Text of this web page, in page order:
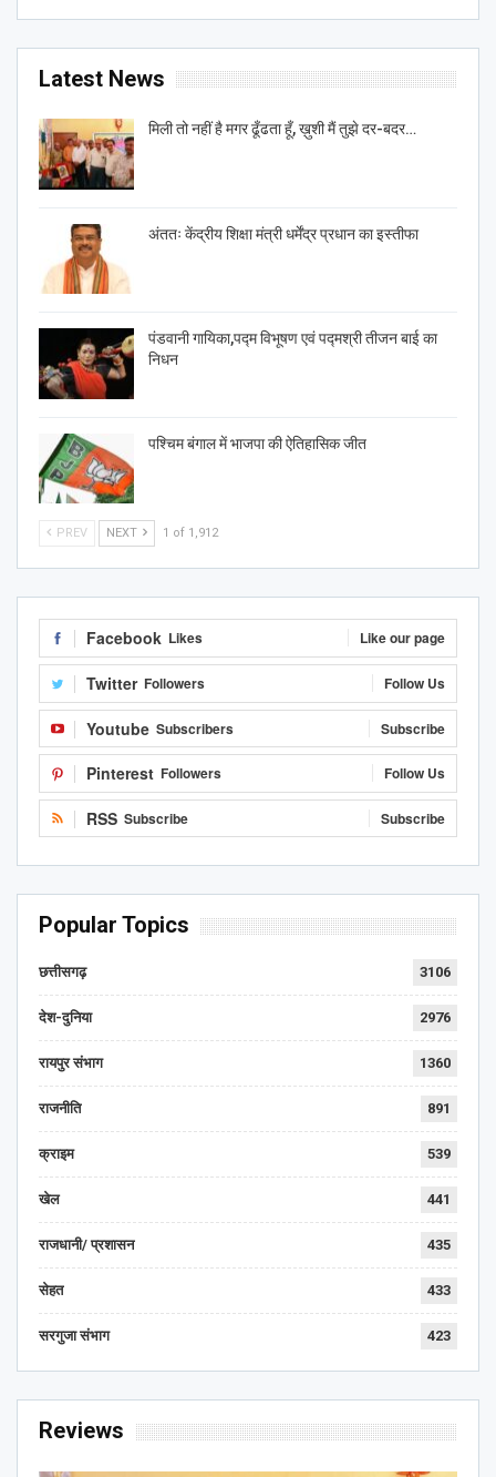
Latest News
मिली तो नहीं है मगर ढूँढता हूँ, ख़ुशी मैं तुझे दर-बदर…
अंततः केंद्रीय शिक्षा मंत्री धर्मेंद्र प्रधान का इस्तीफा
पंडवानी गायिका,पद्म विभूषण एवं पद्मश्री तीजन बाई का
निधन
पश्चिम बंगाल में भाजपा की ऐतिहासिक जीत
PREV NEXT 1 of 1,912
Facebook Likes Like our page
Twitter Followers Follow Us
Youtube Subscribers Subscribe
Pinterest Followers Follow Us
RSS Subscribe Subscribe
Popular Topics
छत्तीसगढ़ 3106
देश-दुनिया 2976
रायपुर संभाग 1360
राजनीति 891
क्राइम 539
खेल 441
राजधानी/ प्रशासन 435
सेहत 433
सरगुजा संभाग 423
Reviews